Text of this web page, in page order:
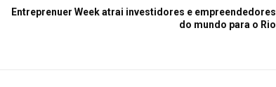
Entreprenuer Week atrai investidores e empreendedores
do mundo para o Rio